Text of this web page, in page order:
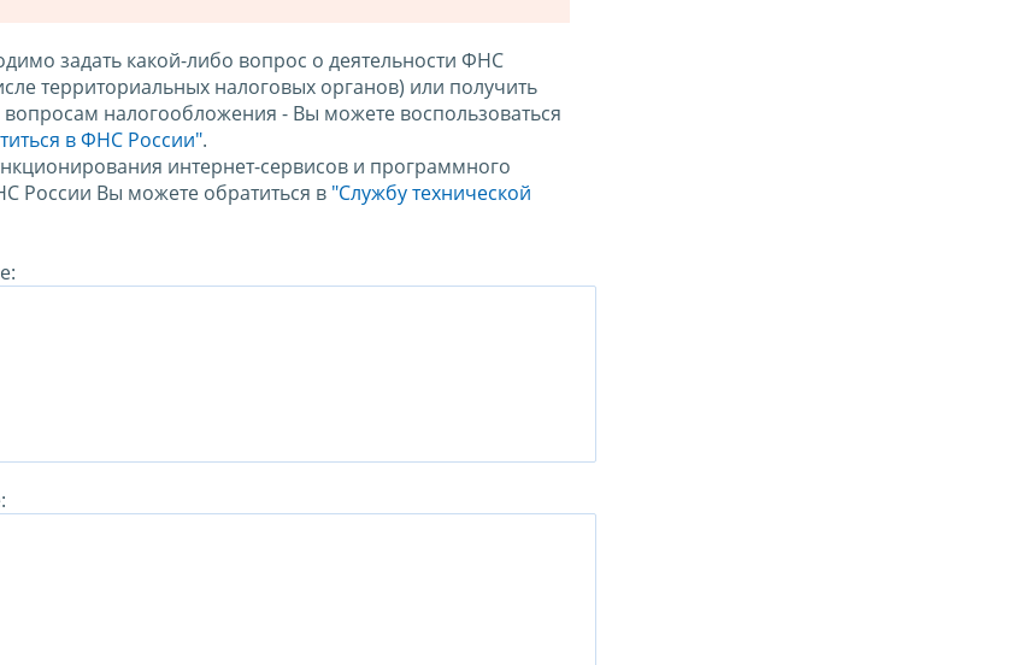
задать какой-либо вопрос о деятельности ФНС
территориальных налоговых органов) или получить
налогообложения - Вы можете воспользоваться
в ФНС России".
интернет-сервисов и программного
России Вы можете обратиться в "Службу технической